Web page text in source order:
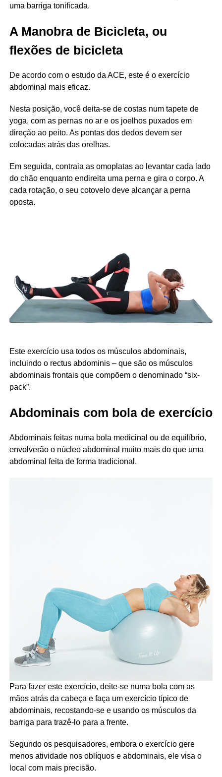
uma barriga tonificada.
A Manobra de Bicicleta, ou
flexões de bicicleta
De acordo com o estudo da ACE, este é o exercício
abdominal mais eficaz.
Nesta posição, você deita-se de costas num tapete de
yoga, com as pernas no ar e os joelhos puxados em
direção ao peito. As pontas dos dedos devem ser
colocadas atrás das orelhas.
Em seguida, contraia as omoplatas ao levantar cada lado
do chão enquanto endireita uma perna e gira o corpo. A
cada rotação, o seu cotovelo deve alcançar a perna
oposta.
Este exercício usa todos os músculos abdominais,
incluindo o rectus abdominis – que são os músculos
abdominais frontais que compõem o denominado “six-
pack”.
Abdominais com bola de exercício
Abdominais feitas numa bola medicinal ou de equilíbrio,
envolverão o núcleo abdominal muito mais do que uma
abdominal feita de forma tradicional.
Para fazer este exercício, deite-se numa bola com as
mãos atrás da cabeça e faça um exercício típico de
abdominais, recostando-se e usando os músculos da
barriga para trazê-lo para a frente.
Segundo os pesquisadores, embora o exercício gere
menos atividade nos oblíquos e abdominais, ele visa o
local com mais precisão.